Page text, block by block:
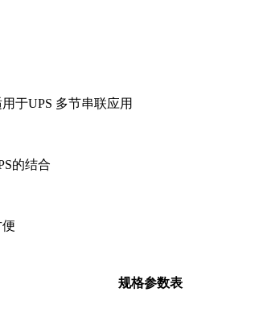
于UPS 多节串联应用
的结合
规格参数表